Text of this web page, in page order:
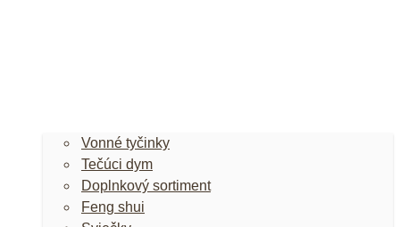
Vonné tyčinky
Tečúci dym
Doplnkový sortiment
Feng shui